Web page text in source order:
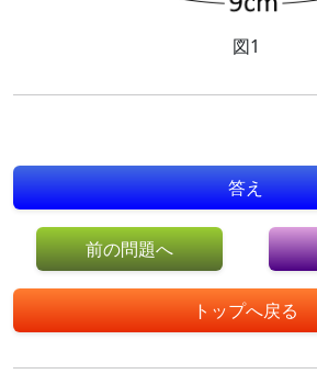
図1
答え
前の問題へ
トップへ戻る